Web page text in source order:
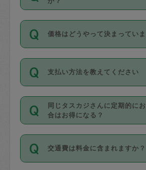
依頼1回につき3時間固定で
超えて依頼したい場合は、延
利用ください。機能をご利
の上事前申請することが必要
お、3時間を下回っても、値
いません。
価格はどうやって決まってい
11種類の価格帯の中からタ
身が価格を選んで設定してい
タスカジさんの価格設定に
があり、レビュー件数、レビ
値、などで除々に設定可能な
がっていく仕組みになって
支払い方法を教えてください
お支払方法はクレジットカ
Master／JCB／AMERICAN
Diners Club）のみとなり
を行う際にご入力ください。
ル登録時にはご入力いただ
同じタスカジさんに定期的に
合はお得になる？
依頼には「スポット」と「
隔週）」があり、「定期」の
ポット」よりお得な料金で
交通費は料金に含まれますか？